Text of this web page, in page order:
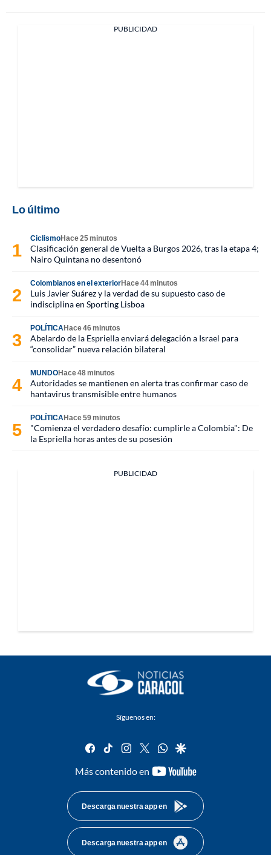
PUBLICIDAD
Lo último
CiclismoHace 25 minutos
Clasificación general de Vuelta a Burgos 2026, tras la etapa 4;
Nairo Quintana no desentonó
Colombianos en el exteriorHace 44 minutos
Luis Javier Suárez y la verdad de su supuesto caso de
indisciplina en Sporting Lisboa
POLÍTICAHace 46 minutos
Abelardo de la Espriella enviará delegación a Israel para
“consolidar” nueva relación bilateral
MUNDOHace 48 minutos
Autoridades se mantienen en alerta tras confirmar caso de
hantavirus transmisible entre humanos
POLÍTICAHace 59 minutos
"Comienza el verdadero desafío: cumplirle a Colombia": De
la Espriella horas antes de su posesión
PUBLICIDAD
Síguenos en:
facebook
tiktok instagram
twitterwhatsapp
google
Más contenido en
youtube-
Descarga nuestra app en
Descarga nuestra app en